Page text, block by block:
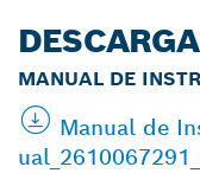
MANUAL DE
Manual de